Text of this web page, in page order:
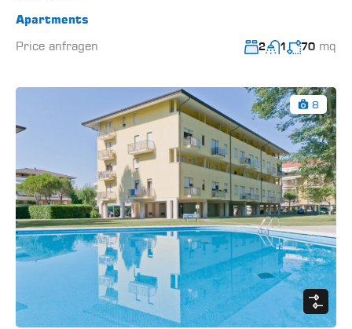
Apartments
Price anfragen
2 1 70 mq
8